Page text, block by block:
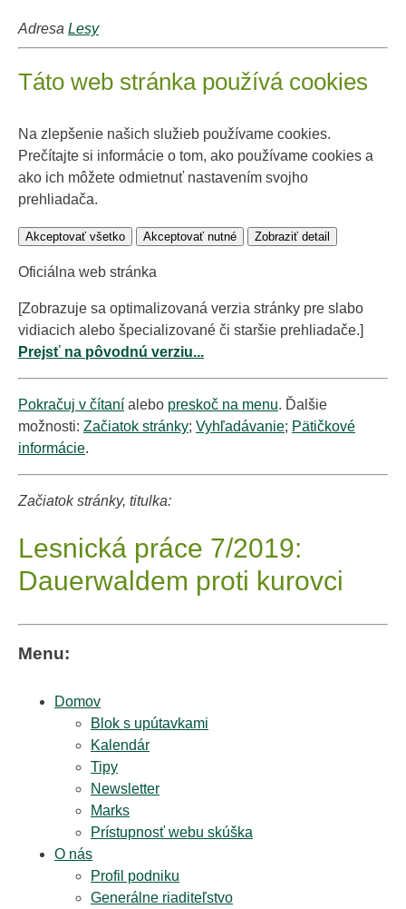
Adresa Lesy
Táto web stránka používá cookies
Na zlepšenie našich služieb používame cookies.
Prečítajte si informácie o tom, ako používame cookies a
ako ich môžete odmietnuť nastavením svojho
prehliadača.
Akceptovať všetko Akceptovať nutné Zobraziť detail
Oficiálna web stránka
[Zobrazuje sa optimalizovaná verzia stránky pre slabo
vidiacich alebo špecializované či staršie prehliadače.]
Prejsť na pôvodnú verziu...
Pokračuj v čítaní alebo preskoč na menu. Ďalšie
možnosti: Začiatok stránky; Vyhľadávanie; Pätičkové
informácie.
Začiatok stránky, titulka:
Lesnická práce 7/2019:
Dauerwaldem proti kurovci
Menu:
Domov
Blok s upútavkami
Kalendár
Tipy
Newsletter
Marks
Prístupnosť webu skúška
O nás
Profil podniku
Generálne riaditeľstvo